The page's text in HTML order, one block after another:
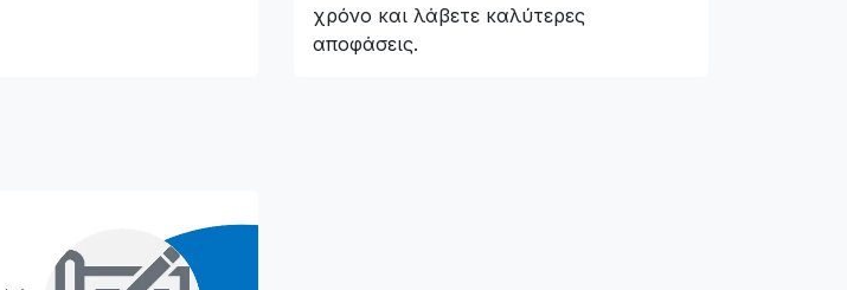
χρόνο και λάβετε καλύτερες
αποφάσεις.